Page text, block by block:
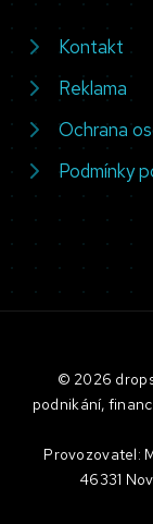
Kontakt
Reklama
Ochrana
Podmínky
© 2026
podnikání,
Provozovatel:
46331